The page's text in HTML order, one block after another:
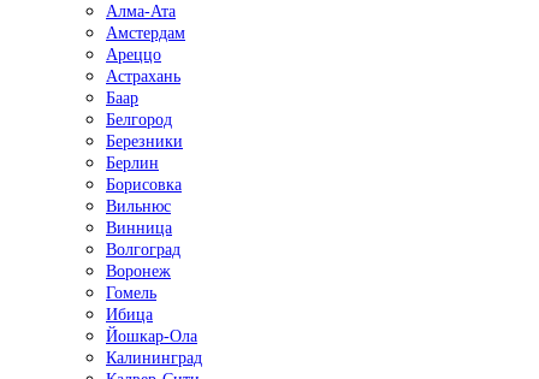
Алма-Ата
Амстердам
Ареццо
Астрахань
Баар
Белгород
Березники
Берлин
Борисовка
Вильнюс
Винница
Волгоград
Воронеж
Гомель
Ибица
Йошкар-Ола
Калининград